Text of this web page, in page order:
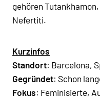
gehören Tutankhamon,
Nefertiti.
Kurzinfos
Standort: Barcelona,
Gegründet: Schon
Fokus: Feminisierte,